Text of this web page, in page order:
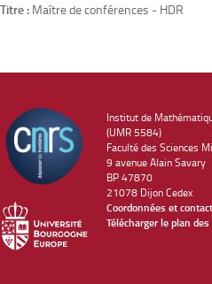
Titre : Maître de conférences - HDR
Institut de
(UMR 5584)
Faculté des Sciences
9 avenue Alain Savary
BP 47870
21078 Dijon Cedex
Coordonnées et contact
Télécharger le plan